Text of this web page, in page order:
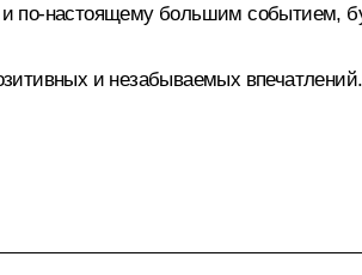
по-настоящему большим событием,
и незабываемых впечатлений.